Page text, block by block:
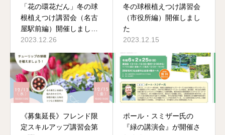
「花の環花だん」冬の球
根植えつけ講習会（名古
屋駅前編）開催しまし
た
2023.12.26
冬の球根植えつけ講習会
（市役所編）開催しまし
た
2023.12.15
《募集延長》フレンド限
定スキルアップ講習会第
ポール・スミザー氏の
『緑の講演会』が開催さ